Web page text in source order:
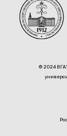
© 2024